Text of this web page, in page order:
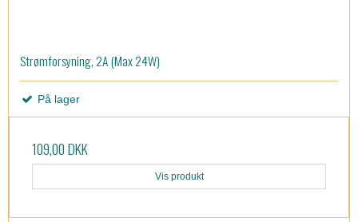
Strømforsyning, 2A (Max 24W)
På lager
109,00 DKK
Vis produkt